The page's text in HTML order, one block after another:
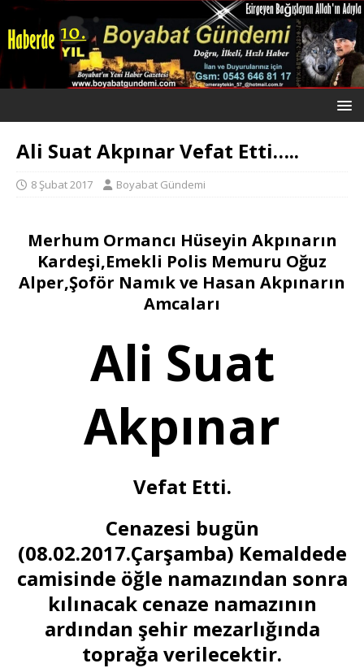
Ali Suat Akpınar Vefat Etti…..
8 Şubat 2017 Boyabat Gündemi
Merhum Ormancı Hüseyin Akpınarın
Kardeşi,Emekli Polis Memuru Oğuz
Alper,Şoför Namık ve Hasan Akpınarın
Amcaları
Ali Suat
Akpınar
Vefat Etti.
Cenazesi bugün
(08.02.2017.Çarşamba) Kemaldede
camisinde öğle namazından sonra
kılınacak cenaze namazının
ardından şehir mezarlığında
toprağa verilecektir.